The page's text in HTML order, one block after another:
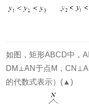
如图，矩形ABCD中，
DM⊥AN于点M，
的代数式表示）(▲)